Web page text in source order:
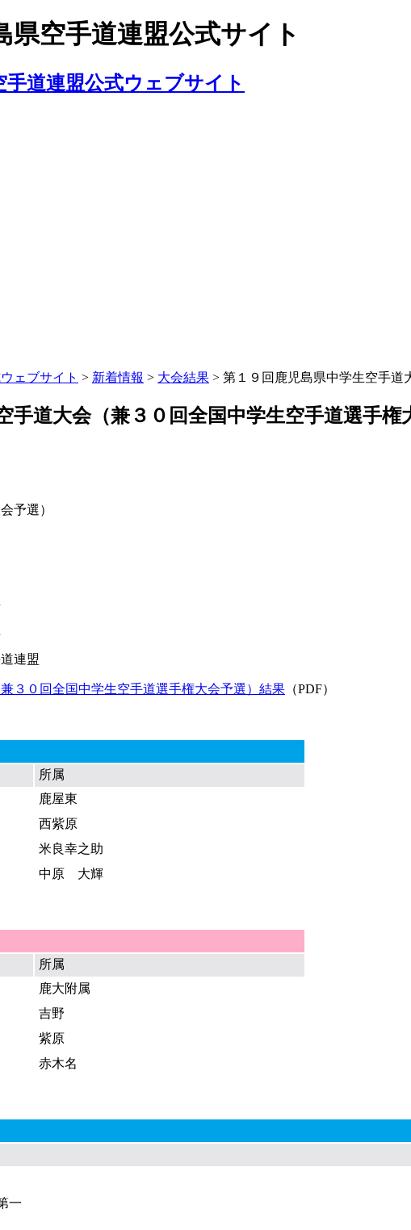
県空手道連盟公式サイト
ェブサイト > 新着情報 > 大会結果 > 第１９回鹿児島県中学生空手道
手道大会（兼３０回全国中学生空手道選手
予選）
連盟
３０回全国中学生空手道選手権大会予選）結果 （PDF）
所属
鹿屋東
西紫原
米良幸之助
中原 大輝
所属
鹿大附属
吉野
紫原
赤木名
一